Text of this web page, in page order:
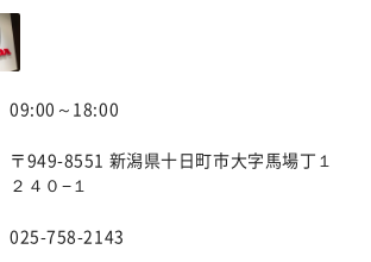
09:00～18:00
〒949-8551 新潟県十日町市大字馬場丁１
２４０−１
025-758-2143